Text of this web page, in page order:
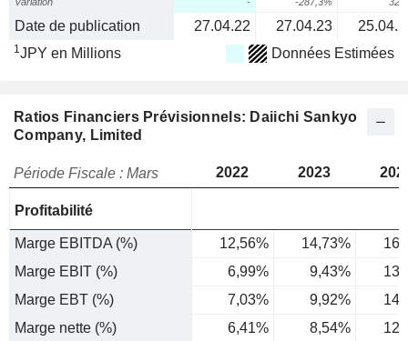
Date de publication 27.04.22 27.04.23
1JPY en Millions Données Estimées
Ratios Financiers Prévisionnels: Daiichi Sankyo
Company, Limited
Période Fiscale : Mars 2022 2023
Profitabilité
Marge EBITDA (%) 12,56% 14,73%
Marge EBIT (%)
6,99% 9,43%
Marge EBT (%)
7,03% 9,92%
Marge nette (%)
6,41% 8,54%